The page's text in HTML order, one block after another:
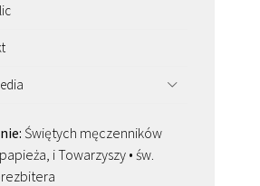
Świętych męczenników
i Towarzyszy • św.